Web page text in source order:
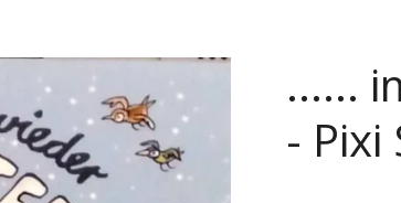
......
- Pixi